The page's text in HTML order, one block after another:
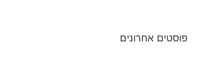
פוסטים אחרונים